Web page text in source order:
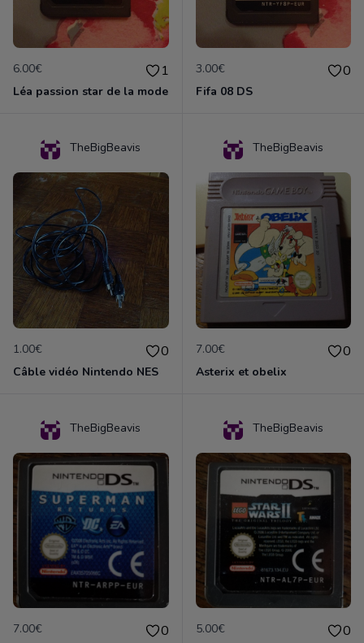
6.00€ 1
Léa passion star de la mode
3.00€ 0
Fifa 08 DS
TheBigBeavis
1.00€ 0
Câble vidéo Nintendo NES
TheBigBeavis
7.00€ 0
Asterix et obelix
TheBigBeavis
7.00€ 0
TheBigBeavis
5.00€ 0